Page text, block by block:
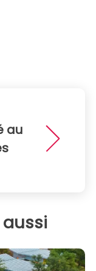
au